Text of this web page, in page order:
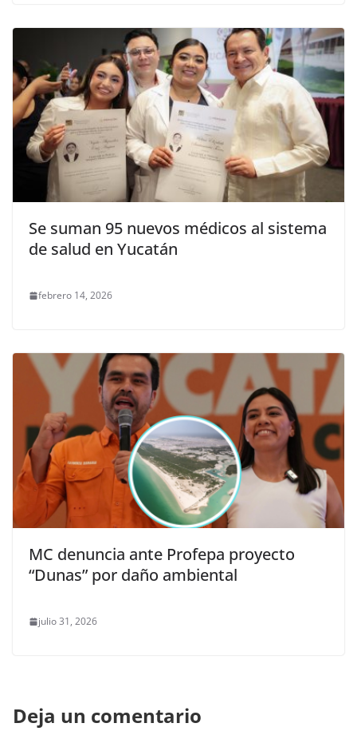
Se suman 95 nuevos médicos al sistema
de salud en Yucatán
febrero 14, 2026
MC denuncia ante Profepa proyecto
“Dunas” por daño ambiental
julio 31, 2026
Deja un comentario